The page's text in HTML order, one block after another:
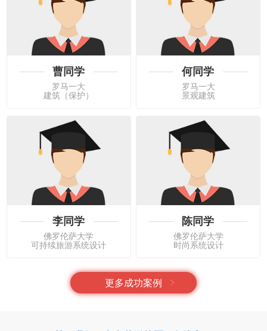
曹同学
罗马一大
建筑（保护）
何同学
罗马一大
景观建筑
李同学
佛罗伦萨大学
可持续旅游系统设计
陈同学
佛罗伦萨大学
时尚系统设计
更多成功案例